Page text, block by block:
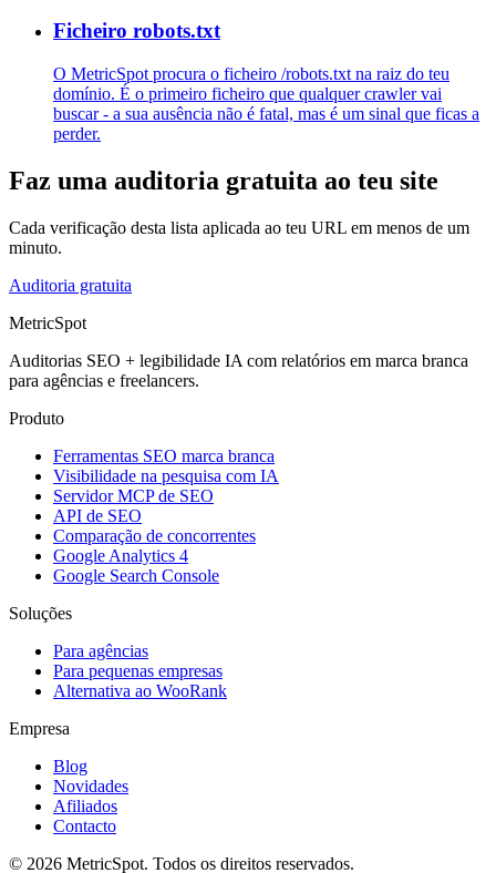
Ficheiro robots.txt
O MetricSpot procura o ficheiro /robots.txt na raiz do teu
domínio. É o primeiro ficheiro que qualquer crawler vai
buscar - a sua ausência não é fatal, mas é um sinal que ficas a
perder.
Faz uma auditoria gratuita ao teu site
Cada verificação desta lista aplicada ao teu URL em menos de um
minuto.
Auditoria gratuita
MetricSpot
Auditorias SEO + legibilidade IA com relatórios em marca branca
para agências e freelancers.
Produto
Ferramentas SEO marca branca
Visibilidade na pesquisa com IA
Servidor MCP de SEO
API de SEO
Comparação de concorrentes
Google Analytics 4
Google Search Console
Soluções
Para agências
Para pequenas empresas
Alternativa ao WooRank
Empresa
Blog
Novidades
Afiliados
Contacto
© 2026 MetricSpot. Todos os direitos reservados.